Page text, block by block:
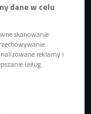
zagościła
rezydencji"
"Popołudniówie"
i "Must have"
dane w celu
skanowanie
reklamy i
usług.